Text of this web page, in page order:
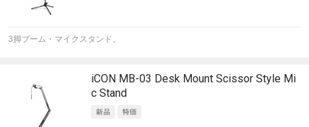
3脚ブーム・マイクスタンド。
iCON MB-03 Desk Mount Scissor Style Mi
c Stand